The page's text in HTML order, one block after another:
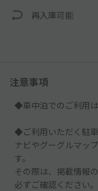
再入庫可能
注意事項
◆車中泊でのご利用は
◆ご利用いただく駐車
ナビやグーグルマッ
す。
その際は、掲載情報
必ずご確認ください。